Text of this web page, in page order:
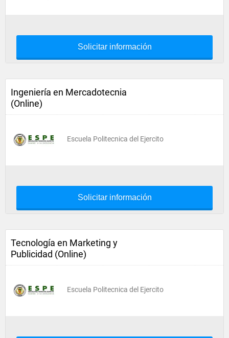
Solicitar información
Ingeniería en Mercadotecnia
(Online)
Escuela Politecnica del Ejercito
Solicitar información
Tecnología en Marketing y
Publicidad (Online)
Escuela Politecnica del Ejercito